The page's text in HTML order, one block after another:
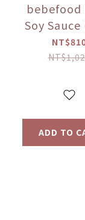
bebefood
Soy Sauce
Soup + 1
Seasoned
ADD TO